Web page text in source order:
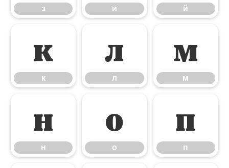
з и й
к
к
л
л
м
м
н
н
о
о
п
п